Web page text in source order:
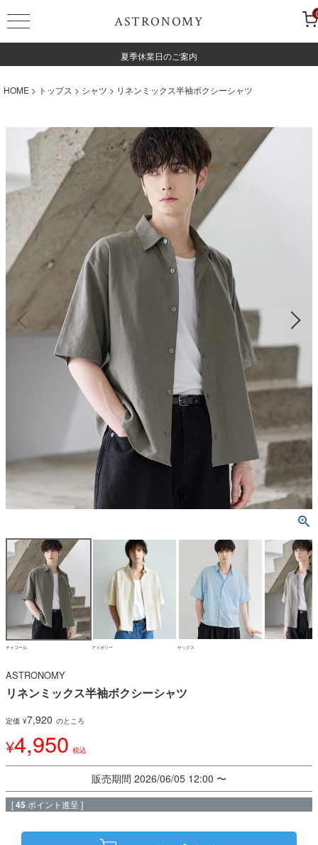
ASTRONOMY
夏季休業日のご案内
HOME トップス シャツ リネンミックス半袖ボクシーシャツ
チャコール アイボリー サックス
ASTRONOMY
リネンミックス半袖ボクシーシャツ
定価 ¥7,920 のところ
¥4,950 税込
販売期間 2026/06/05 12:00 〜
[45 ポイント進呈 ]